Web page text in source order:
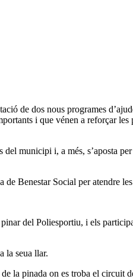
de dos nous programes
i que vénen a reforçar
municipi i, a més, s’aposta
Benestar Social per atendre
del Poliesportiu, i els
la seua llar.
la pinada on es troba el circuit